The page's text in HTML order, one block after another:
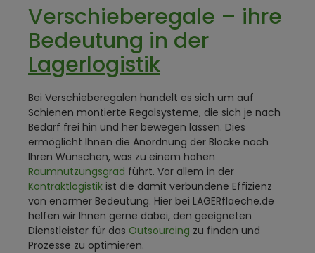
Verschieberegale – ihre
Bedeutung in der
Lagerlogistik
Bei Verschieberegalen handelt es sich um auf
Schienen montierte Regalsysteme, die sich je nach
Bedarf frei hin und her bewegen lassen. Dies
ermöglicht Ihnen die Anordnung der Blöcke nach
Ihren Wünschen, was zu einem hohen
Raumnutzungsgrad führt. Vor allem in der
Kontraktlogistik ist die damit verbundene Effizienz
von enormer Bedeutung. Hier bei LAGERflaeche.de
helfen wir Ihnen gerne dabei, den geeigneten
Dienstleister für das Outsourcing zu finden und
Prozesse zu optimieren.